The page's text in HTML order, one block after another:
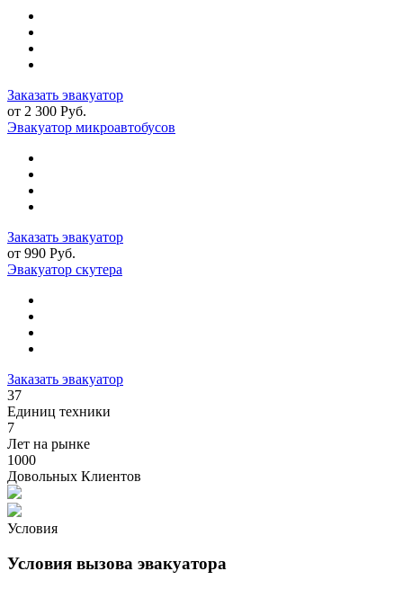
Заказать эвакуатор
от 2 300 Руб.
Эвакуатор микроавтобусов
Заказать эвакуатор
от 990 Руб.
Эвакуатор скутера
Заказать эвакуатор
37
Единиц техники
7
Лет на рынке
1000
Довольных Клиентов
Условия
Условия вызова эвакуатора